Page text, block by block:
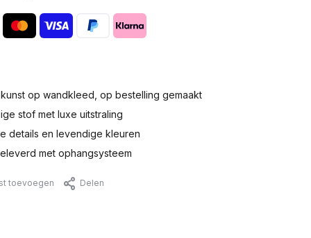
op wandkleed, op bestelling gemaakt
stof met luxe uitstraling
details en levendige kleuren
met ophangsysteem
toevoegen Delen